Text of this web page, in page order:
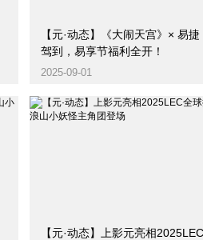
【元·动态】《大闹天宫》× 易
驾到，易享节福利全开！
2025-09-01
【元·动态】上影元亮相